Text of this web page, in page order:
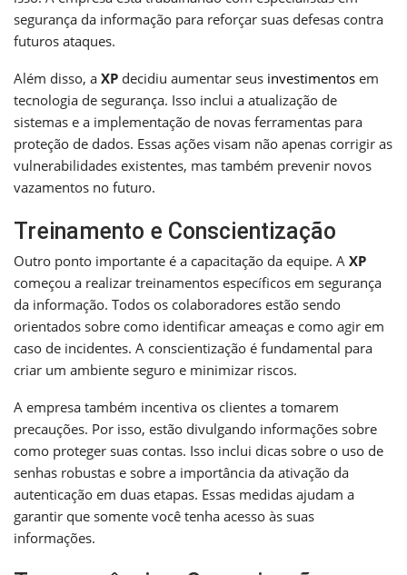
segurança da informação para reforçar suas defesas contra
futuros ataques.
Além disso, a XP decidiu aumentar seus investimentos em
tecnologia de segurança. Isso inclui a atualização de
sistemas e a implementação de novas ferramentas para
proteção de dados. Essas ações visam não apenas corrigir as
vulnerabilidades existentes, mas também prevenir novos
vazamentos no futuro.
Treinamento e Conscientização
Outro ponto importante é a capacitação da equipe. A XP
começou a realizar treinamentos específicos em segurança
da informação. Todos os colaboradores estão sendo
orientados sobre como identificar ameaças e como agir em
caso de incidentes. A conscientização é fundamental para
criar um ambiente seguro e minimizar riscos.
A empresa também incentiva os clientes a tomarem
precauções. Por isso, estão divulgando informações sobre
como proteger suas contas. Isso inclui dicas sobre o uso de
senhas robustas e sobre a importância da ativação da
autenticação em duas etapas. Essas medidas ajudam a
garantir que somente você tenha acesso às suas
informações.